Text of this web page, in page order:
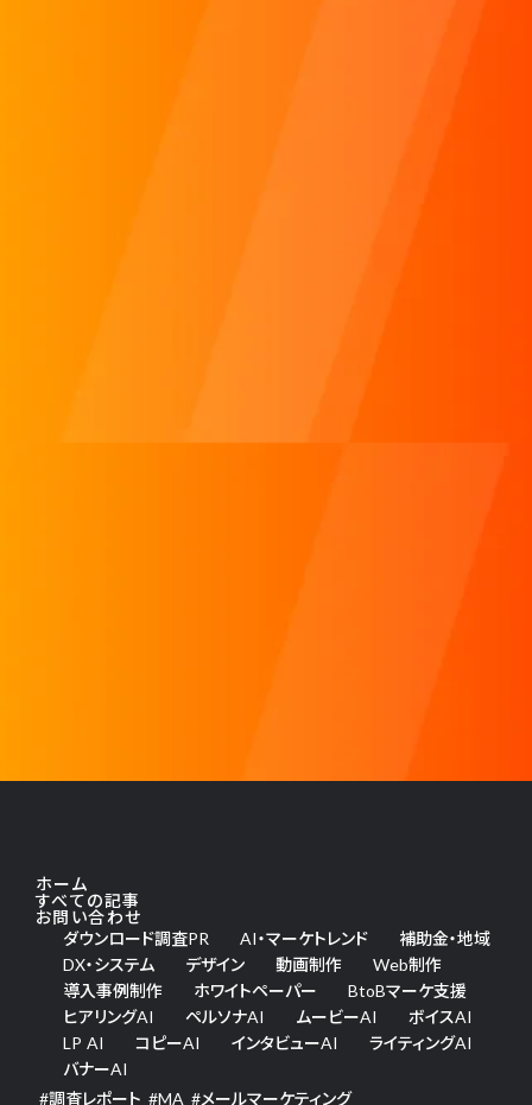
ホーム
すべての記事
お問い合わせ
ダウンロード調査PR
AI・マーケトレンド
補助金・地域
DX・システム
デザイン 動画制作
Web制作
導入事例制作
ホワイトペーパー
BtoBマーケ支援
ヒアリングAI
ペルソナAI ムービーAI
ボイスAI
LP AI
コピーAI インタビューAI
ライティングAI
バナーAI
#調査レポート #MA #メールマーケティング